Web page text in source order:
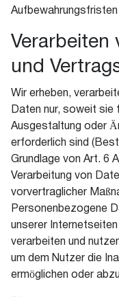
Aufbewahrungsfristen
Verarbeiten
und
Wir erheben,
Daten nur, soweit sie
Ausgestaltung oder
erforderlich sind
Grundlage von Art. 6
Verarbeitung von
vorvertraglicher
Personenbezogene
unserer
verarbeiten und
um dem Nutzer die
ermöglichen oder